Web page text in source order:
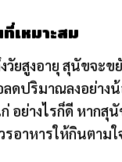
เหมาะสม
งวัยสูงอายุ สุนัขจะ
ดปริมาณลงอย่าง
อย่างไรก็ดี หาก
รอาหารให้กินตาม